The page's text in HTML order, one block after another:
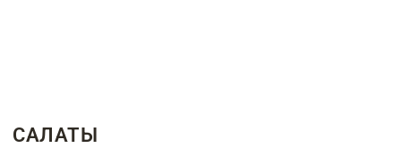
САЛАТЫ